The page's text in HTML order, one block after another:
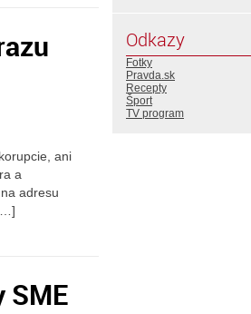
ani
a
adresu
SME
Odkazy
Fotky
Pravda.sk
Recepty
Šport
TV program